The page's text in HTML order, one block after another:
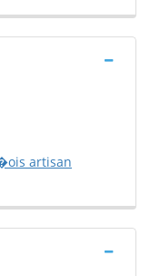
artisan